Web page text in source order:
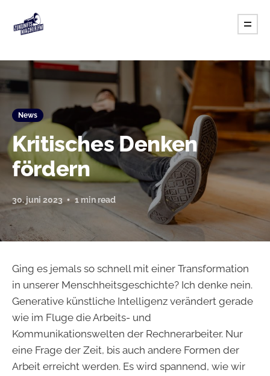
News
Kritisches Denken
fördern
30. juni 2023 1 min read
Ging es jemals so schnell mit einer Transformation
in unserer Menschheitsgeschichte? Ich denke nein.
Generative künstliche Intelligenz verändert gerade
wie im Fluge die Arbeits- und
Kommunikationswelten der Rechnerarbeiter. Nur
eine Frage der Zeit, bis auch andere Formen der
Arbeit erreicht werden. Es wird spannend, wie wir